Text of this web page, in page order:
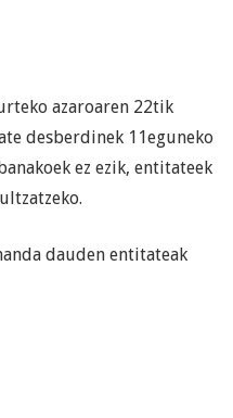
azaroaren 22tik
desberdinek 11eguneko
ez ezik, entitateek
dauden entitateak